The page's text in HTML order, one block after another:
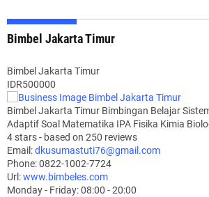
Bimbel Jakarta Timur
Bimbel Jakarta Timur
IDR500000
Bimbel Jakarta Timur Bimbingan Belajar
Adaptif Soal Matematika IPA Fisika Kimia
4 stars - based on 250 reviews
Email:dkusumastuti76@gmail.com
Phone:0822-1002-7724
Url:www.bimbeles.com
Monday - Friday: 08:00 - 20:00